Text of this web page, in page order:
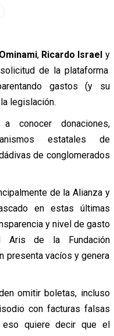
,Ricardo Israel y
de la plataforma
gastos (y su
legislación.
conocer donaciones,
estatales de
de conglomerados
de la Alianza y
en estas últimas
y nivel de gasto
Aris de la Fundación
presenta vacíos y genera
omitir boletas, incluso
con facturas falsas
eso quiere decir que el